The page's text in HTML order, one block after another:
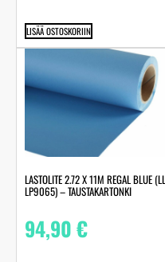
LISÄÄ OSTOSKORIIN
LASTOLITE 2.72 X 11M REGAL BLUE (LL
LP9065) – TAUSTAKARTONKI
94,90€